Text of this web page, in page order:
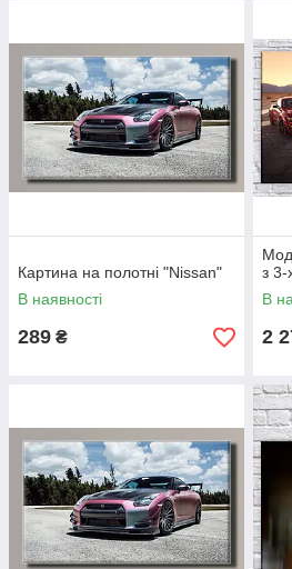
Картина на полотні "Nissan"
В наявності
289 ₴
з 3-
В
2